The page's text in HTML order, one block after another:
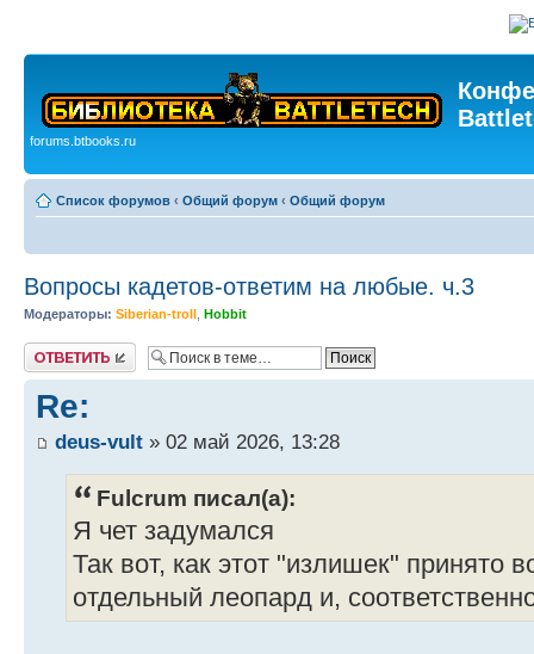
forums.btbooks.ru
Список форумов ‹ Общий форум ‹ Общий форум
Вопросы кадетов-ответим на любые. ч.3
Модераторы: Siberian-troll Hobbit
Ответить
Re:
deus-vult » 02 май 2026, 13:28
Fulcrum писал(а):
Я чет задумался
Так вот, как этот "излишек" принято
отдельный леопард и,